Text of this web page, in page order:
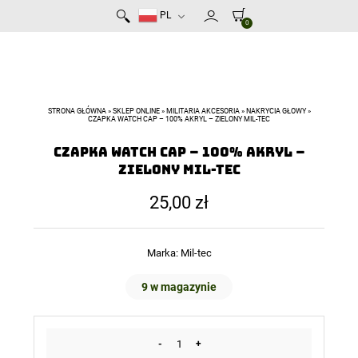
PL
0
STRONA GŁÓWNA» SKLEP ONLINE» MILITARIA AKCESORIA» NAKRYCIA GŁOWY»
CZAPKA WATCH CAP – 100% AKRYL – ZIELONY MIL-TEC
Czapka Watch Cap – 100% Akryl –
Zielony Mil-Tec
25,00 zł
Marka: Mil-tec
9 w magazynie
-
ilość
+